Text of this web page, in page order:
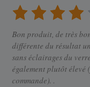
Bon produit, de très
différente du résultat
sans éclairages du
également plutôt élevé
commande). .